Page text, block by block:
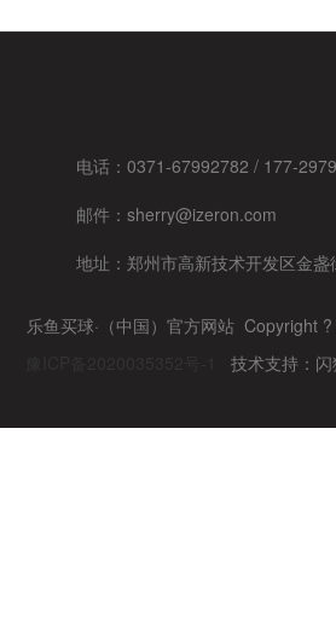
电话：0371-67992782 / 177-
邮件：sherry@izeron.com
地址：郑州市高新技术开发区金
乐鱼买球·（中国）官方网站 Copyright ?
技术支持：